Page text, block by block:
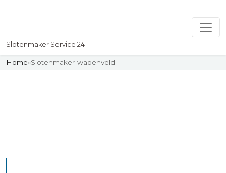
Slotenmaker Service 24
Home»Slotenmaker-wapenveld